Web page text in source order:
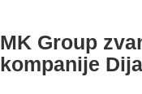
MK Group
kompanije